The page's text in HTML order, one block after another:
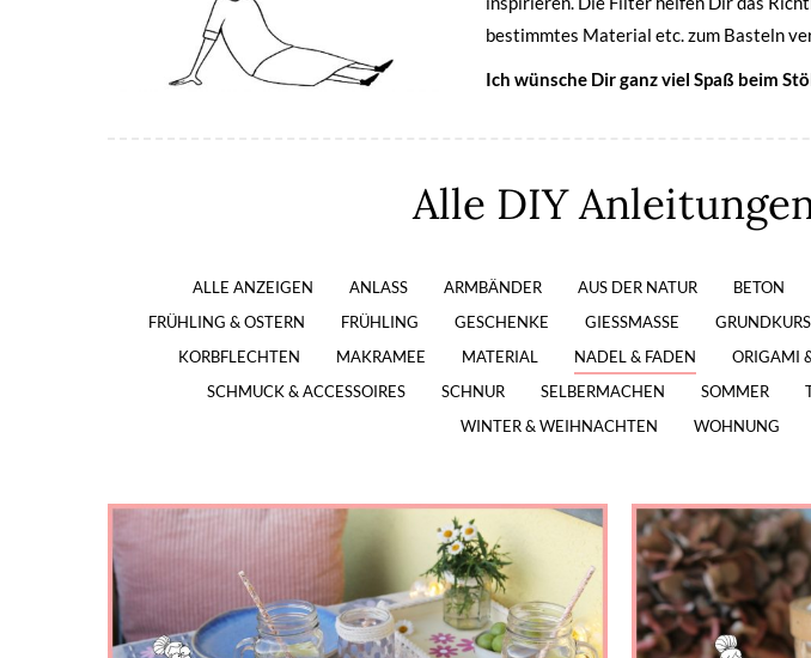
bestimmtes Material etc. zum Basteln
Ich wünsche Dir ganz viel Spaß beim
Alle DIY
ALLE ANZEIGEN ANLASS ARMBÄNDER AUS DER NATUR BETON
FRÜHLING & OSTERN
FRÜHLING GESCHENKE GIESSMASSE
KORBFLECHTEN
MAKRAMEE MATERIAL NADEL & FADEN ORIGAMI
SCHMUCK & ACCESSOIRES
SCHNUR SELBERMACHEN SOMMER
WINTER & WEIHNACHTEN
WOHNUNG